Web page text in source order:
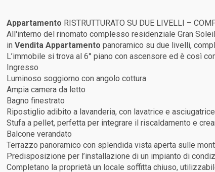
Appartamento RISTRUTTURATO SU DUE LIVELLI –
All'interno del rinomato complesso residenziale Gran
inVendita Appartamento panoramico su due livelli,
L’immobile si trova al 6° piano con ascensore ed è così
Ingresso
Luminoso soggiorno con angolo cottura
Ampia camera da letto
Bagno finestrato
Ripostiglio adibito a lavanderia, con lavatrice e asciugatrice
Stufa a pellet, perfetta per integrare il riscaldamento e
Balcone verandato
Terrazzo panoramico con splendida vista aperta sulle
Predisposizione per l’installazione di un impianto di
Completano la proprietà un locale soffitta chiuso,